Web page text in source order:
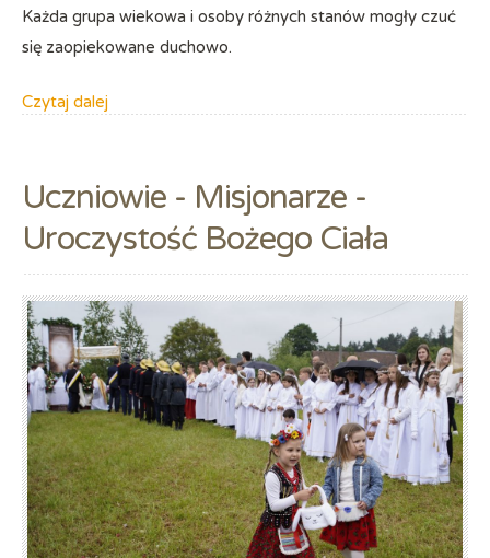
Każda grupa wiekowa i osoby różnych stanów mogły czuć
się zaopiekowane duchowo.
Czytaj dalej
Uczniowie - Misjonarze -
Uroczystość Bożego Ciała